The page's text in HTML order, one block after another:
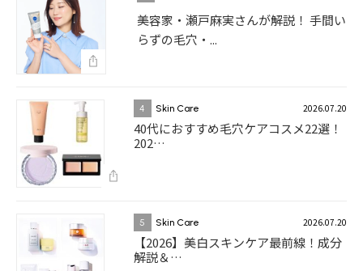
美容家・瀬戸麻実さんが解説！ 手間い
らずの毛穴・...
4 Skin Care 2026.07.20
40代におすすめ毛穴ケアコスメ22選！
202…
5 Skin Care 2026.07.20
【2026】美白スキンケア最前線！成分
解説＆…